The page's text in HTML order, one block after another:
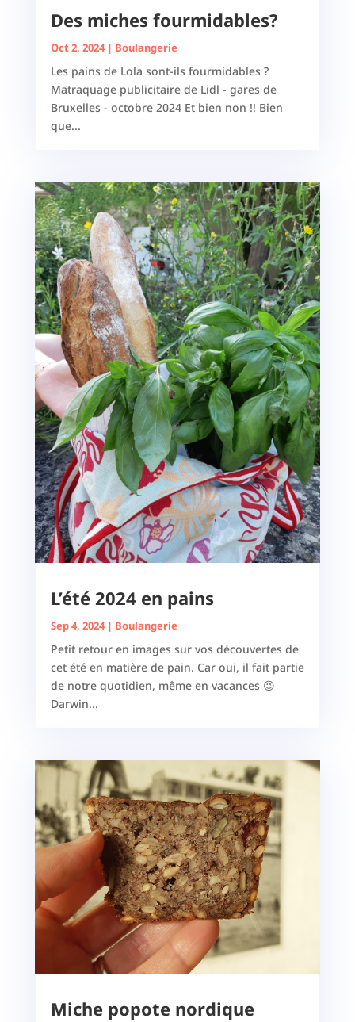
Des miches fourmidables?
Oct 2, 2024| Boulangerie
Les pains de Lola sont-ils fourmidables ?
Matraquage publicitaire de Lidl - gares de
Bruxelles - octobre 2024 Et bien non !! Bien
que...
L’été 2024 en pains
Sep 4, 2024| Boulangerie
Petit retour en images sur vos découvertes de
cet été en matière de pain. Car oui, il fait partie
de notre quotidien, même en vacances 😉
Darwin...
Miche popote nordique